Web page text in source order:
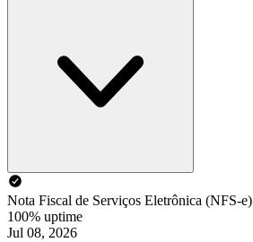
Nota Fiscal de Serviços Eletrônica (NFS-e)
100% uptime
Jul 08, 2026